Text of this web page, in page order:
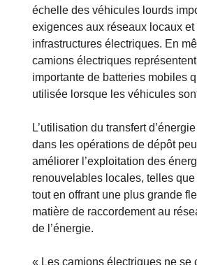
échelle des véhicules lourds
exigences aux réseaux locaux et
infrastructures électriques. En
camions électriques
importante de batteries mobiles
utilisée lorsque les véhicules
L’utilisation du transfert
dans les opérations de dépôt
améliorer l’exploitation des
renouvelables locales, telles que
tout en offrant une plus grande
matière de raccordement au
de l’énergie.
« Les camions électriques ne se